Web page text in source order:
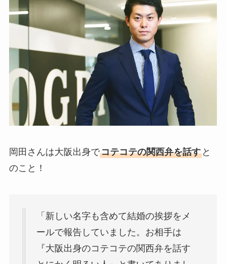
岡田さんは大阪出身でコテコテの関西弁を話すと
のこと！
「新しい名字も含めて結婚の挨拶をメ
ールで報告していました。お相手は
『大阪出身のコテコテの関西弁を話す